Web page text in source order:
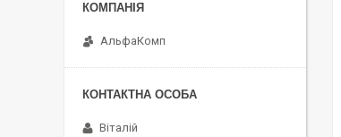
АльфаКомп
Віталій